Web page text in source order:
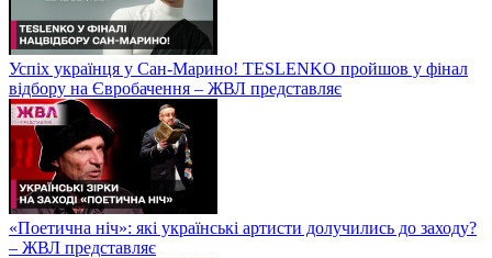
Успіх українця у Сан-Марино! TESLENKO пройшов у фінал
відбору на Євробачення – ЖВЛ представляє
«Поетична ніч»: які українські артисти долучились до заходу?
– ЖВЛ представляє